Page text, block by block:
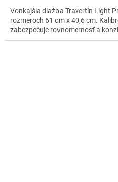
Vonkajšia dlažba Travertín Light
rozmeroch 61 cm x 40,6 cm.
zabezpečuje rovnomernosť a